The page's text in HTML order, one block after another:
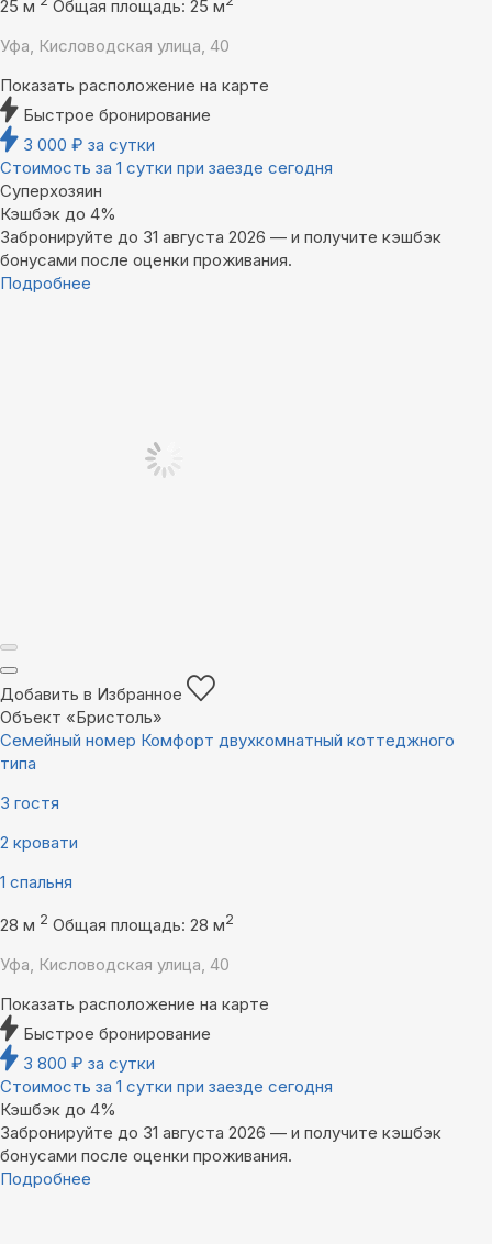
25 м Общая площадь: 25 м
Уфа, Кисловодская улица, 40
Показать расположение на карте
Быстрое бронирование
3 000 ₽ за сутки
Стоимость за 1 сутки при заезде сегодня
Суперхозяин
Кэшбэк до 4%
Забронируйте до 31 августа 2026 — и получите кэшбэк
бонусами после оценки проживания.
Подробнее
Добавить в Избранное
Объект «Бристоль»
Семейный номер Комфорт двухкомнатный коттеджного
типа
3 гостя
2 кровати
1 спальня
28 м 2 Общая площадь: 28 м2
Уфа, Кисловодская улица, 40
Показать расположение на карте
Быстрое бронирование
3 800 ₽ за сутки
Стоимость за 1 сутки при заезде сегодня
Кэшбэк до 4%
Забронируйте до 31 августа 2026 — и получите кэшбэк
бонусами после оценки проживания.
Подробнее